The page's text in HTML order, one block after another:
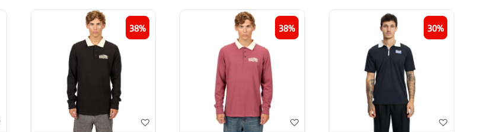
38 38 30